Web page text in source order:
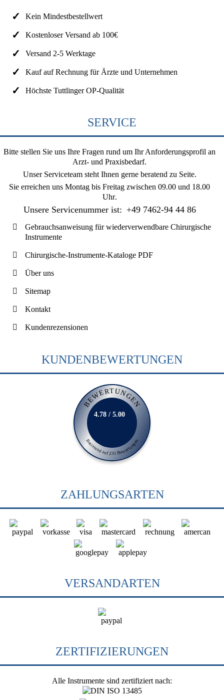
Kein Mindestbestellwert
Kostenloser Versand ab 100€
Versand 2-5 Werktage
Kauf auf Rechnung für Ärzte und Unternehmen
Höchste Tuttlinger OP-Qualität
SERVICE
Bitte stellen Sie uns Ihre Fragen rund um Ihr Anforderungsprofil an
Arzt- und Praxisbedarf.
Unser Serviceteam steht Ihnen gerne beratend zu Seite.
Sie erreichen uns Montag bis Freitag zwischen 09.00 und 18.00
Uhr.
Unsere Servicenummer ist: +49 7462-94 44 86
Gebrauchsanweisung für wiederverwendbare Chirurgische
Instrumente
Chirurgische-Instrumente-Kataloge PDF
Über uns
Sitemap
Kontakt
Kundenrezensionen
KUNDENBEWERTUNGEN
BEWERTUNGEN
Basierend auf 231 Bewertungen
4.78 / 5.00
ZAHLUNGSARTEN
VERSANDARTEN
ZERTIFIZIERUNGEN
Alle Instrumente sind zertifiziert nach: